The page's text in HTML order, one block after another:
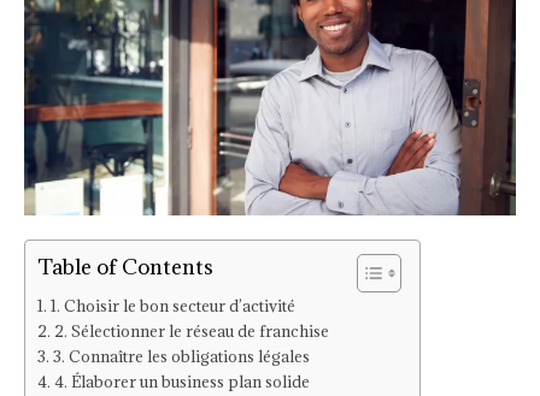
Table of Contents
1. Choisir le bon secteur d’activité
2. Sélectionner le réseau de franchise
3. Connaître les obligations légales
4. Élaborer un business plan solide